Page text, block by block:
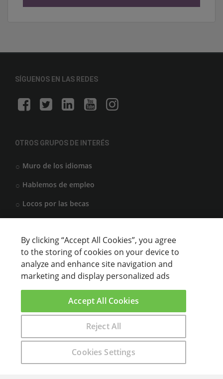
Encuentra aquí el curso que buscas
SÍGUENOS EN LAS REDES
OTROS GRUPOS DE INTERÉS
Muro de los idiomas
Hablemos de empleo
Locos por las becas
CENTROS DE FORMACIÓN
Anunciar cursos
USUARIOS
Aviso legal
By clicking “Accept All Cookies”, you agree
to the storing of cookies on your device to
analyze and enhance site navigation and
marketing and display personalized ads
Cookies Settings
Reject All
Accept All Cookies